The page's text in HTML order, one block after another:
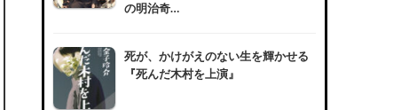
の明治奇…
死が、かけがえのない生を輝かせる
『死んだ木村を上演』